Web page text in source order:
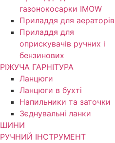
газонокосарки IMOW
Приладдя для аераторів
Приладдя для
оприскувачів ручних і
бензинових
РІЖУЧА ГАРНІТУРА
Ланцюги
Ланцюги в бухті
Напильники та заточки
Зєднувальні ланки
ШИНИ
РУЧНИЙ ІНСТРУМЕНТ